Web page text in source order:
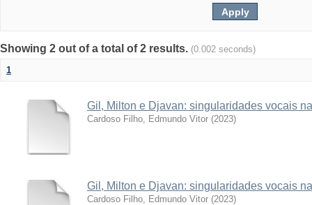
Showing 2 out of a total of 2 results. (0.002 seconds)
1
Gil, Milton e Djavan: singularidades vocais
Cardoso Filho, Edmundo Vitor (2023)
Gil, Milton e Djavan: singularidades vocais
Cardoso Filho, Edmundo Vitor (2023)